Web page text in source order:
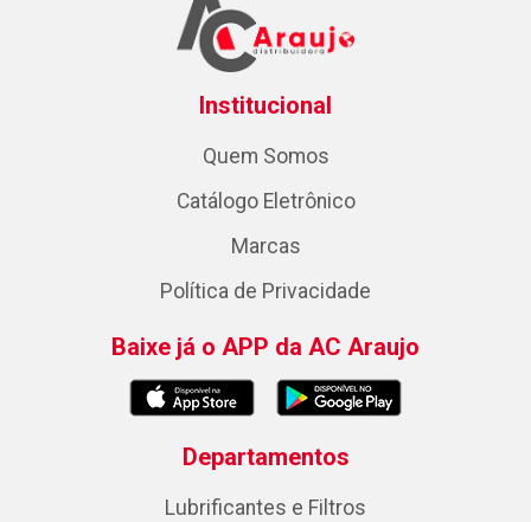
Institucional
Quem Somos
Catálogo Eletrônico
Marcas
Política de Privacidade
Baixe já o APP da AC Araujo
Departamentos
Lubrificantes e Filtros